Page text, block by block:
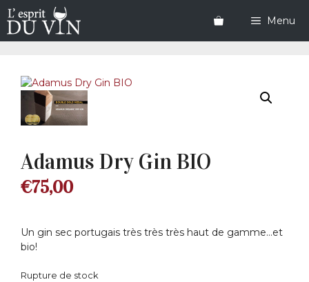
Aller
au
contenu
Menu
Adamus Dry Gin BIO
€75,00
Un gin sec portugais très très très haut de gamme…et
bio!
Rupture de stock